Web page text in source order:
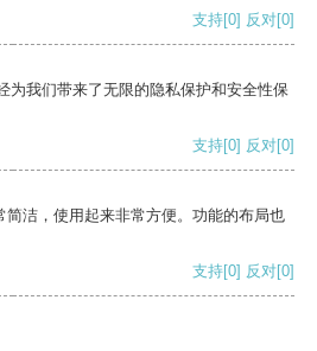
支持[0] 反对[0]
为我们带来了无限的隐私保护和安全性保
支持[0] 反对[0]
洁，使用起来非常方便。功能的布局也
支持[0] 反对[0]